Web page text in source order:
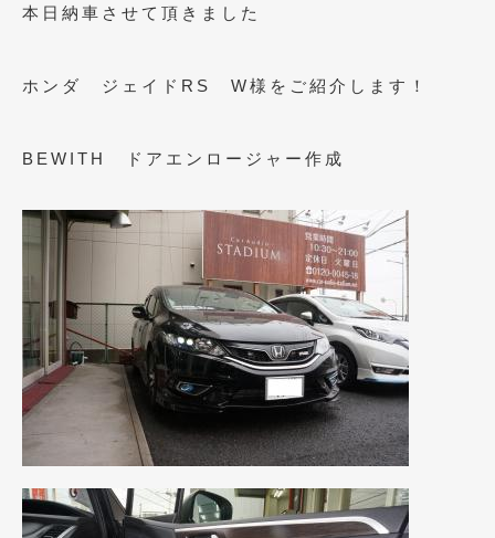
2021年12月 (2)
2021年7月 (7)
2021年1月
(2)
2020年11月(2)
2020年10月(1)
2020年9月 (3)
2020年8月(4)
2020年7月(3)
2020年6月(2)
本日納車させて頂きました
ホンダ ジェイドRS W様をご紹介します！
BEWITH ドアエンロージャー作成